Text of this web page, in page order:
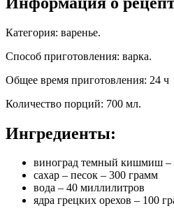
Категория: варенье.
Способ приготовления: варка.
Общее время приготовления: 24 ч
Количество порций: 700 мл.
Ингредиенты:
виноград темный кишмиш –
сахар – песок – 300 грамм
вода – 40 миллилитров
ядра грецких орехов – 100